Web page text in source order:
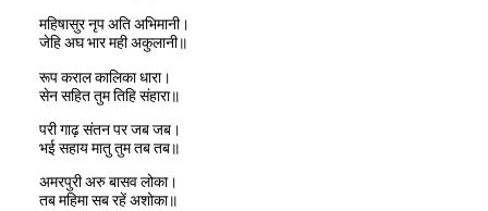
महिषासुर नृप अति अभिमानी।
जेहि अघ भार मही अकुलानी॥
रूप कराल कालिका धारा।
सेन सहित तुम तिहि संहारा॥
परी गाढ़ संतन पर जब जब।
भई सहाय मातु तुम तब तब॥
अमरपुरी अरु बासव लोका।
तब महिमा सब रहें अशोका॥